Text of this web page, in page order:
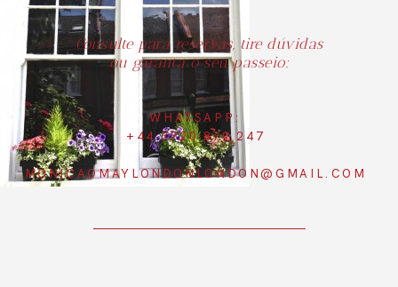
Consulte para reservas, tire dúvidas
ou garanta o seu passeio:
WHATSAPP:
+44 7720 879 247
MONICAOMAYLONDONLONDON@GMAIL.COM